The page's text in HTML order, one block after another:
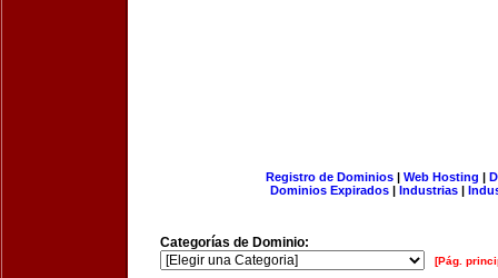
Registro de Dominios| Web Hosting |
Dominios Expirados | Industrias |
Categorías de Dominio:
[Pág.